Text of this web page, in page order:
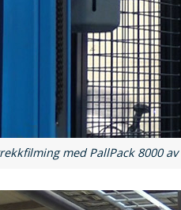
med PallPack 8000